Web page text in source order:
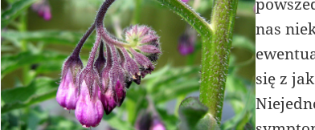
nas
się z